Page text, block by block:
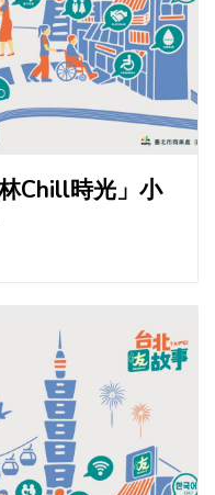
Chill時光」小